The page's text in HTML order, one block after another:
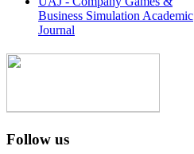
Business Simulation Academic
Journal
Follow us